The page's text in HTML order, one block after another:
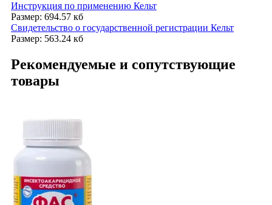
Инструкция по применению Кельт
Размер: 694.57 кб
Свидетельство о государственной регистрации Кельт
Размер: 563.24 кб
Рекомендуемые и сопутствующие
товары